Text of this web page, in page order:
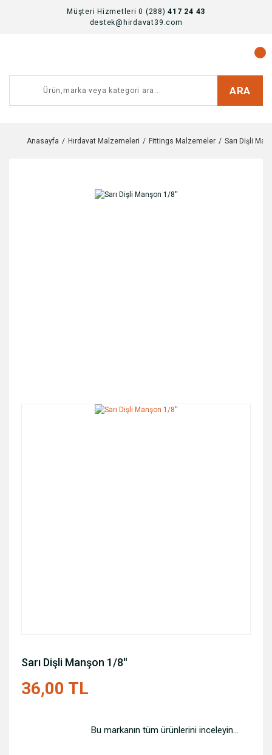
Müşteri Hizmetleri 0 (288)417 24 43
destek@hirdavat39.com
ARA
Anasayfa Hırdavat Malzemeleri Fittings Malzemeler Sarı Dişli
Sarı Dişli Manşon 1/8''
36,00 TL
Bu markanın tüm ürünlerini inceleyin...